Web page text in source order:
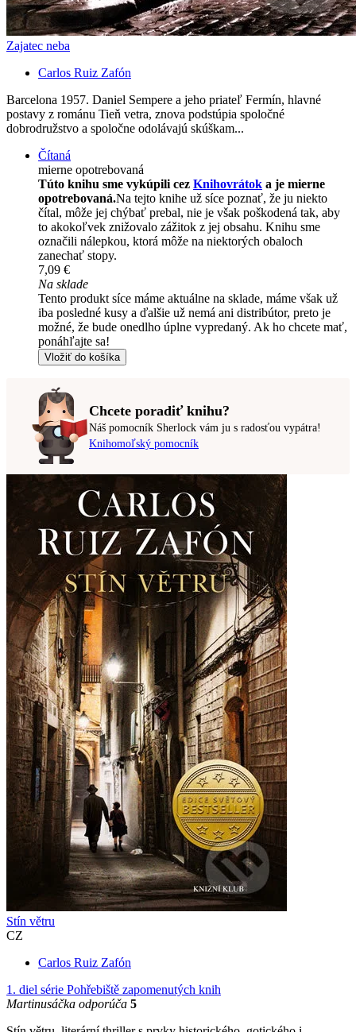
Zajatec neba
Carlos Ruiz Zafón
Barcelona 1957. Daniel Sempere a jeho priateľ Fermín, hlavné
postavy z románu Tieň vetra, znova podstúpia spoločné
dobrodružstvo a spoločne odolávajú skúškam...
Čítaná
mierne opotrebovaná
Túto knihu sme vykúpili cez Knihovrátok a je mierne
opotrebovaná.Na tejto knihe už síce poznať, že ju niekto
čítal, môže jej chýbať prebal, nie je však poškodená tak, aby
to akokoľvek znižovalo zážitok z jej obsahu. Knihu sme
označili nálepkou, ktorá môže na niektorých obaloch
zanechať stopy.
7,09 €
Na sklade
Tento produkt síce máme aktuálne na sklade, máme však už
iba posledné kusy a ďalšie už nemá ani distribútor, preto je
možné, že bude onedlho úplne vypredaný. Ak ho chcete mať,
ponáhľajte sa!
Vložiť do košíka
Chcete poradiť knihu?
Náš pomocník Sherlock vám ju s radosťou vypátra!
Knihomoľský pomocník
Stín větru
CZ
Carlos Ruiz Zafón
1. diel série Pohřebiště zapomenutých knih
Martinusáčka odporúča 5